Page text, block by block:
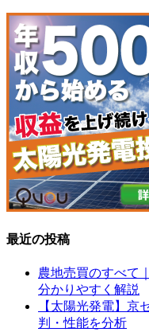
最近の投稿
農地売買のすべて
分かりやすく解説
【太陽光発電】京
判・性能を分析